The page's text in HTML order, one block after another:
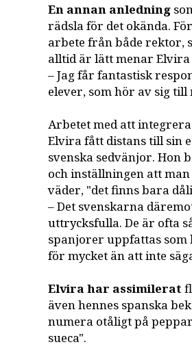
En annan anledning
rädsla för det okända.
arbete från både rektor,
alltid är lätt menar
– Jag får fantastisk
elever, som hör av sig
Arbetet med att
Elvira fått distans till sin
svenska sedvänjor. Hon
och inställningen att
väder, "det finns bara
– Det svenskarna
uttrycksfulla. De är ofta
spanjorer uppfattas
för mycket än att inte
Elvira har assimilerat
även hennes spanska
numera otåligt på
sueca".